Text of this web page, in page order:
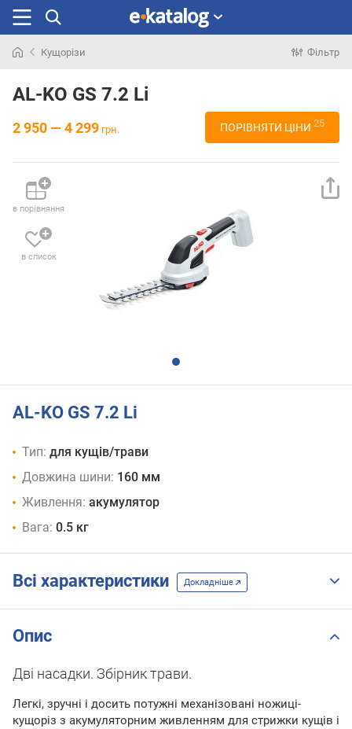
раніше
Кущорізи Фільтр
AL-KO GS 7.2 Li
2 950 — 4 299 грн. ПОРІВНЯТИ ЦІНИ 25
в порівняння
в список
AL-KO GS 7.2 Li
Тип: для кущів/трави
Довжина шини: 160 мм
Живлення: акумулятор
Вага: 0.5 кг
Всі характеристики Докладніше
Опис
Дві насадки. Збірник трави.
Легкі, зручні і досить потужні механізовані ножиці-
кущоріз з акумуляторним живленням для стрижки кущів і